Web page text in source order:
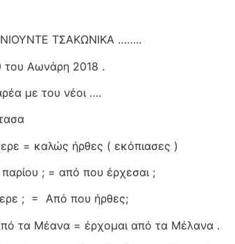
ΤΣΑΚΩΝΙΚΑ ……..
του Αωνάρη 2018 .
με του νέοι ….
= καλώς ήρθες ( εκόπιασες )
παρίου ; = από που έρχεσαι ;
; = Από που ήρθες;
τα Μέανα = έρχομαι από τα Μέλανα .